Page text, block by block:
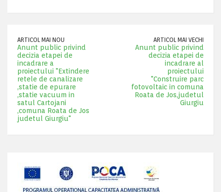
ARTICOL MAI NOU
Anunt public privind
decizia etapei de
incadrare a
proiectului "Extindere
retele de canalizare
,statie de epurare
,statie vacuum in
satul Cartojani
,comuna Roata de Jos
judetul Giurgiu"
ARTICOL MAI VECHI
Anunt public privind
decizia etapei de
incadrare al
proiectului
"Construire parc
fotovoltaic in comuna
Roata de Jos,judetul
Giurgiu